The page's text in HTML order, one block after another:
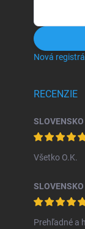
Nová
RECENZIE
Všetko O.K.
Prehľadné a